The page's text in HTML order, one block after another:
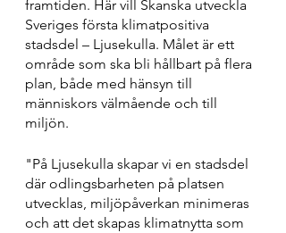
framtiden. Här vill Skanska utveckla
Sveriges första klimatpositiva
stadsdel – Ljusekulla. Målet är ett
område som ska bli hållbart på flera
plan, både med hänsyn till
människors välmående och till
miljön.
"På Ljusekulla skapar vi en stadsdel
där odlingsbarheten på platsen
utvecklas, miljöpåverkan minimeras
och att det skapas klimatnytta som